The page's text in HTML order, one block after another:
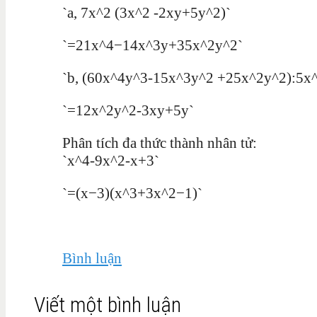
`a, 7x^2 (3x^2 -2xy+5y^2)`
`=21x^4−14x^3y+35x^2y^2`
`b, (60x^4y^3-15x^3y^2
`=12x^2y^2-3xy+5y`
Phân tích đa thức thành nhân tử:
`x^4-9x^2-x+3`
`=(x−3)(x^3+3x^2−1)`
Bình luận
Viết một bình luận